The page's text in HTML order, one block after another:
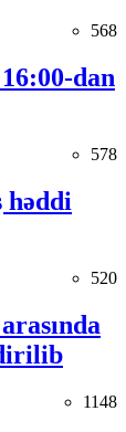
568
dan
578
həddi
520
1148